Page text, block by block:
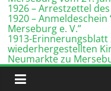
1926 – Arrestzettel
1920 –
Merseburg e. V.”
1913-
wiederhergestellten
Neumarkte zu